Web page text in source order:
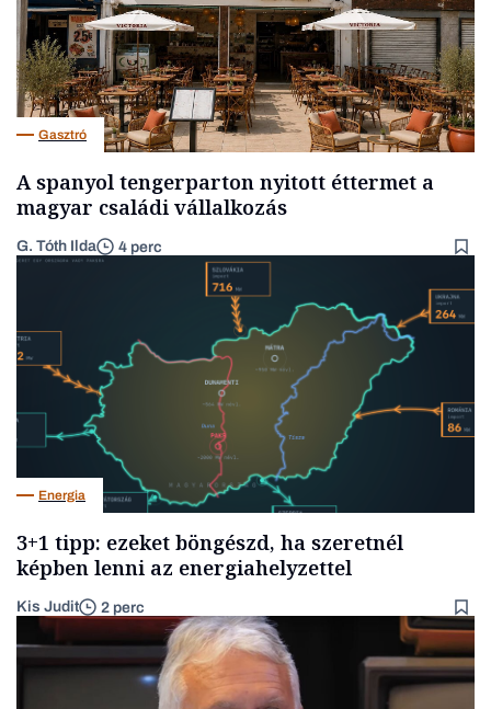
Gasztró
A spanyol tengerparton nyitott éttermet a
magyar családi vállalkozás
G. Tóth Ilda 4 perc
Energia
3+1 tipp: ezeket böngészd, ha szeretnél
képben lenni az energiahelyzettel
Kis Judit 2 perc